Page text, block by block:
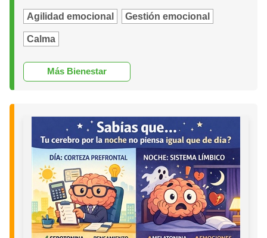
Agilidad emocional Gestión emocional
Calma
Más Bienestar